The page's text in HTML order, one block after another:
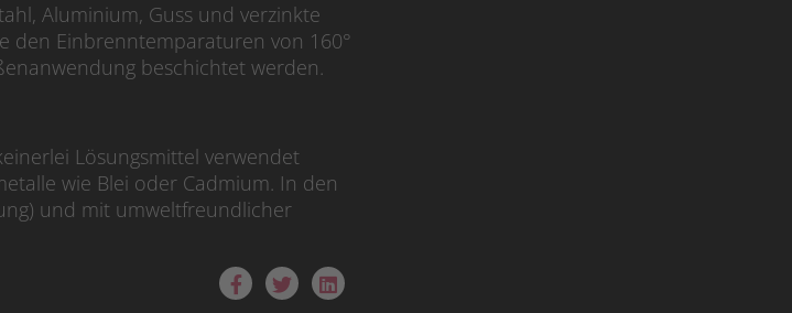
Aluminium, Guss und verzinkte
den Einbrenntemparaturen von 160°
beschichtet werden.
Lösungsmittel verwendet
wie Blei oder Cadmium. In den
und mit umweltfreundlicher